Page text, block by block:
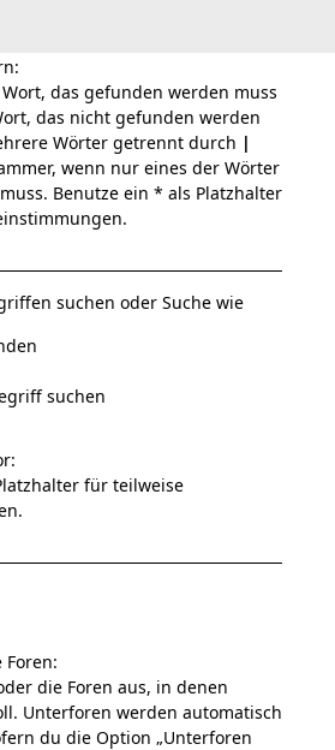
das gefunden werden muss
das nicht gefunden werden
Wörter getrennt durch |
wenn nur eines der Wörter
Benutze ein * als Platzhalter
suchen oder Suche wie
suchen
für teilweise
die Foren aus, in denen
Unterforen werden automatisch
du die Option „Unterforen